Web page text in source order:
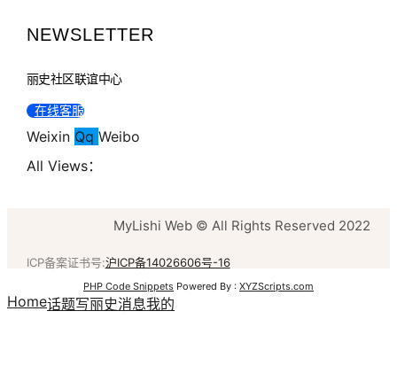
NEWSLETTER
丽史社区联谊中心
在线客服
Weixin Qq Weibo
All Views：
MyLishi Web © All Rights Reserved 2022
ICP备案证书号:沪ICP备14026606号-16
PHP Code Snippets Powered By : XYZScripts.com
Home话题写丽史消息我的